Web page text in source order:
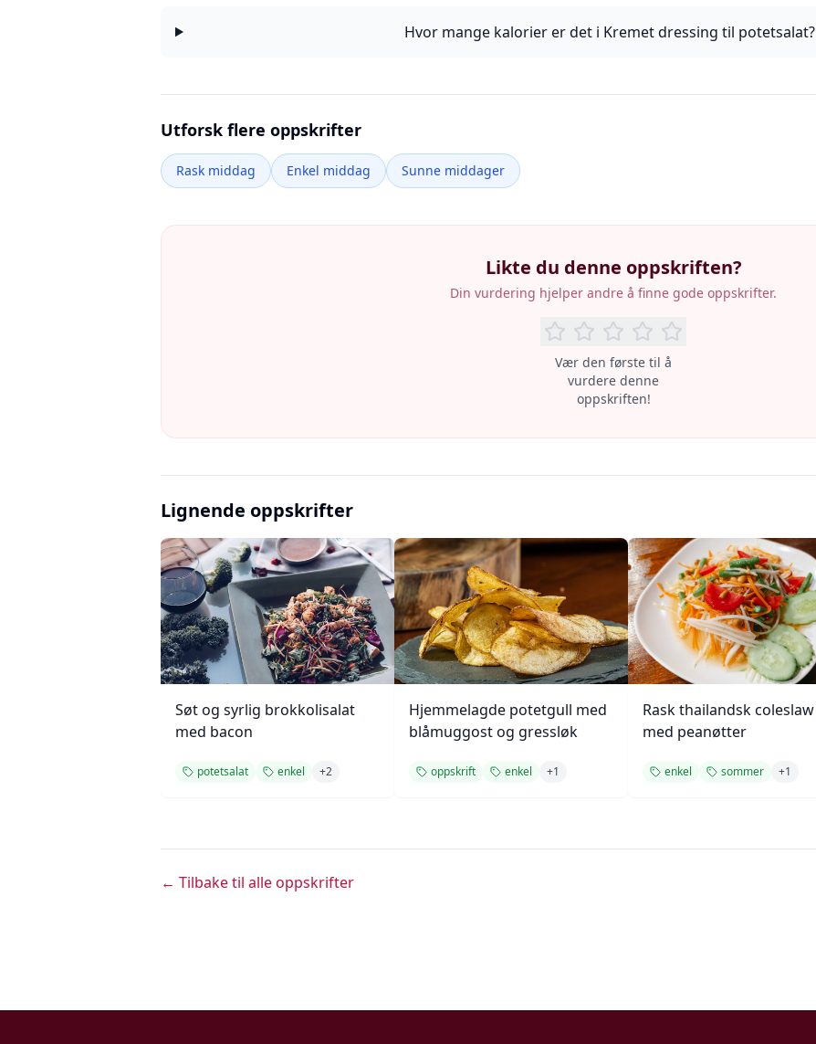
Hvor mange kalorier er det i Kremet dressing til potetsalat?
Utforsk flere oppskrifter
Rask middag Enkel middag Sunne middager
Likte du denne oppskriften?
Din vurdering hjelper andre å finne gode oppskrifter.
Vær den første til å
vurdere denne
oppskriften!
Lignende oppskrifter
Søt og syrlig brokkolisalat
med bacon
potetsalat enkel +2
Hjemmelagde potetgull med
blåmuggost og gressløk
oppskrift enkel +1
Rask thailandsk coleslaw
med peanøtter
enkel sommer +1
← Tilbake til alle oppskrifter